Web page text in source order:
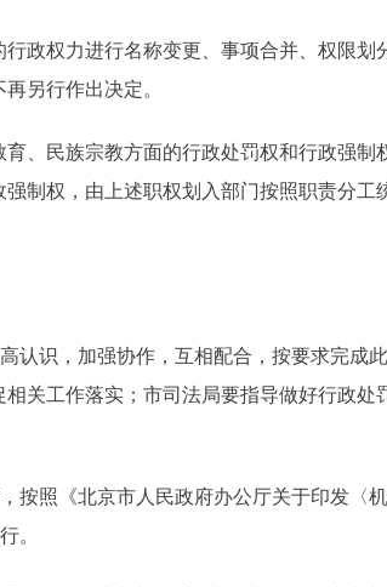
权力进行名称变更、事项合并、权限划
另行作出决定。
民族宗教方面的行政处罚权和行政强制
制权，由上述职权划入部门按照职责分工
识，加强协作，互相配合，按要求完成
关工作落实；市司法局要指导做好行政处
照《北京市人民政府办公厅关于印发〈
。